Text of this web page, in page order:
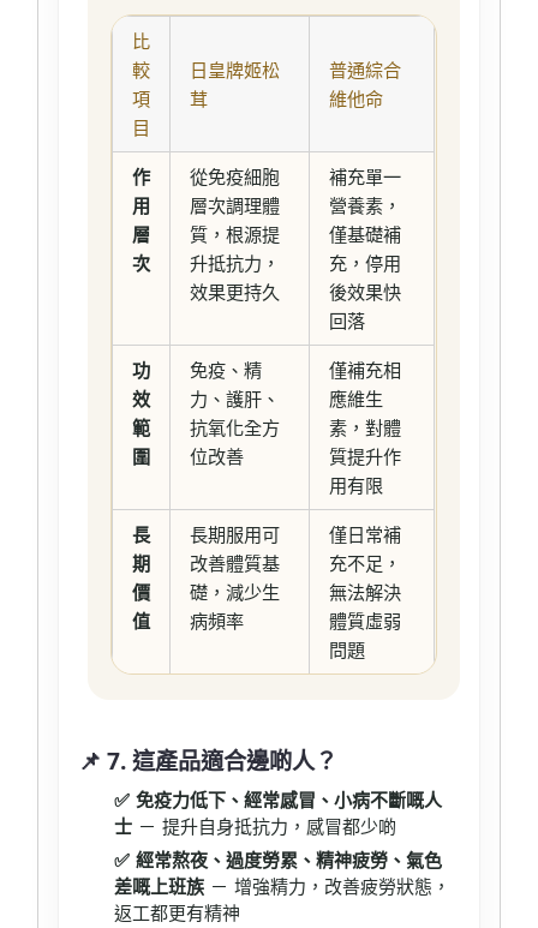
比
較
項
目
日皇牌姬松
茸
普通綜合
維他命
作
用
層
次
從免疫細胞
層次調理體
質，根源提
升抵抗力，
效果更持久
補充單一
營養素，
僅基礎補
充，停用
後效果快
回落
功
效
範
圍
免疫、精
力、護肝、
抗氧化全方
位改善
僅補充相
應維生
素，對體
質提升作
用有限
長
期
價
值
長期服用可
改善體質基
礎，減少生
病頻率
僅日常補
充不足，
無法解決
體質虛弱
問題
📌 7. 這產品適合邊啲人？
✅ 免疫力低下、經常感冒、小病不斷嘅人
士 － 提升自身抵抗力，感冒都少啲
✅ 經常熬夜、過度勞累、精神疲勞、氣色
差嘅上班族 － 增強精力，改善疲勞狀態，
返工都更有精神